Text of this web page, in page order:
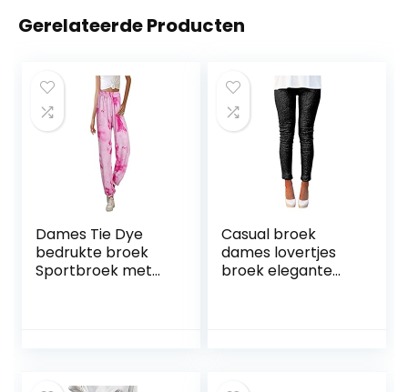
Gerelateerde Producten
Dames Tie Dye
bedrukte broek
Sportbroek met
Casual broek
dames lovertjes
broek elegante